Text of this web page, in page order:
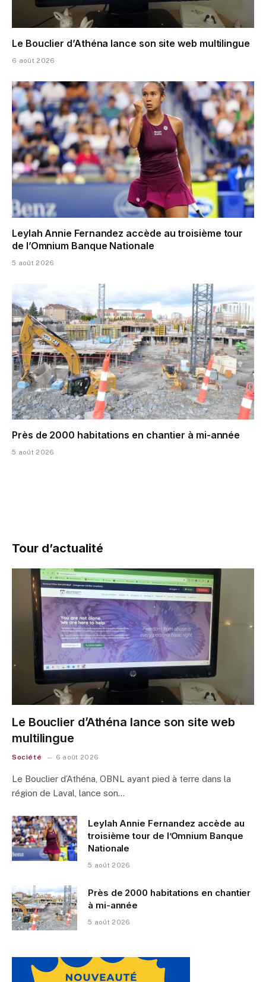
Le Bouclier d’Athéna lance son site web multilingue
6 août 2026
Leylah Annie Fernandez accède au troisième tour
de l’Omnium Banque Nationale
5 août 2026
Près de 2000 habitations en chantier à mi-année
5 août 2026
Tour d’actualité
Le Bouclier d’Athéna lance son site web
multilingue
Société 6 août 2026
Le Bouclier d’Athéna, OBNL ayant pied à terre dans la
région de Laval, lance son…
Leylah Annie Fernandez accède au
troisième tour de l’Omnium Banque
Nationale
5 août 2026
Près de 2000 habitations en chantier
à mi-année
5 août 2026